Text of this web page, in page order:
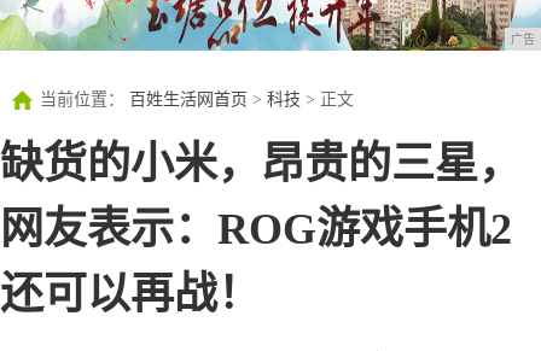
广告
当前位置： 百姓生活网首页 > 科技 > 正文
缺货的小米，昂贵的三星，
网友表示：ROG游戏手机2
还可以再战！